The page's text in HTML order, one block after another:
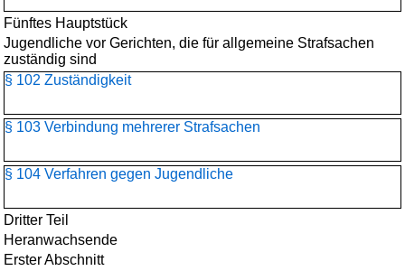
Fünftes Hauptstück
Jugendliche vor Gerichten, die für allgemeine Strafsachen
zuständig sind
§ 102 Zuständigkeit
§ 103 Verbindung mehrerer Strafsachen
§ 104 Verfahren gegen Jugendliche
Dritter Teil
Heranwachsende
Erster Abschnitt